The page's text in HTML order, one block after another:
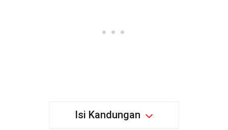
Isi Kandungan